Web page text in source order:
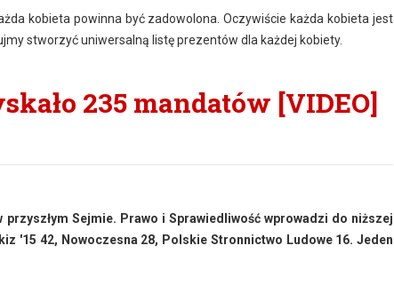
kobieta powinna być zadowolona. Oczywiście każda kobieta jest
stworzyć uniwersalną listę prezentów dla każdej kobiety.
235 mandatów [VIDEO]
przyszłym Sejmie. Prawo i Sprawiedliwość wprowadzi do niższej
'15 42, Nowoczesna 28, Polskie Stronnictwo Ludowe 16. Jeden